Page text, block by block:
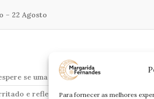
Para fornecer as melhores
– 22 Agosto
se uma “porta” se fechar.
e reflectirá na sua cara-metade.